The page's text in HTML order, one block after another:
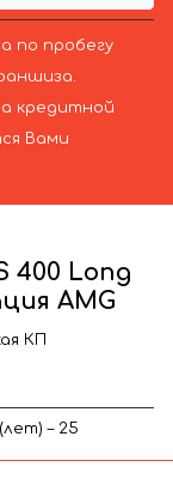
по пробегу
кредитной
Вами
400 Long
AMG
КП
– 25